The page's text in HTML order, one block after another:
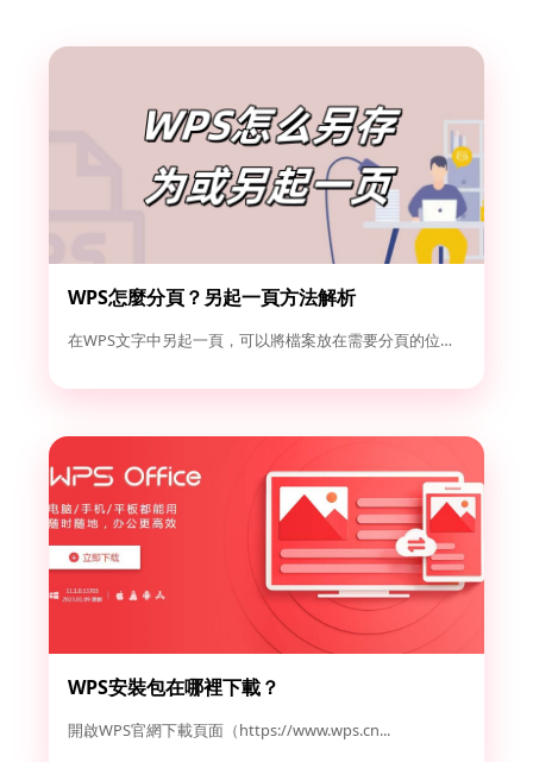
WPS怎麼分頁？另起一頁方法解析
在WPS文字中另起一頁，可以將檔案放在需要分頁的位置，然後點...
WPS安裝包在哪裡下載？
開啟WPS官網下載頁面（https://www.wps.cn...